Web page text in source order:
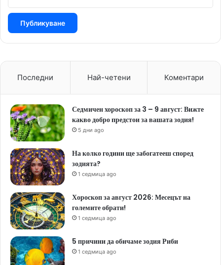
Последни Най-четени Коментари
Седмичен хороскоп за 3 – 9 август: Вижте
какво добро предстои за вашата зодия!
5 дни ago
На колко години ще забогатееш според
зодията?
1 седмица ago
Хороскоп за август 2026: Месецът на
големите обрати!
1 седмица ago
5 причини да обичаме зодия Риби
1 седмица ago